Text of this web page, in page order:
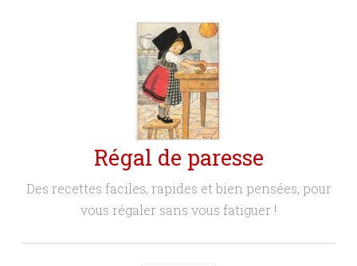
Régal de paresse
Des recettes faciles, rapides et bien pensées, pour
vous régaler sans vous fatiguer !